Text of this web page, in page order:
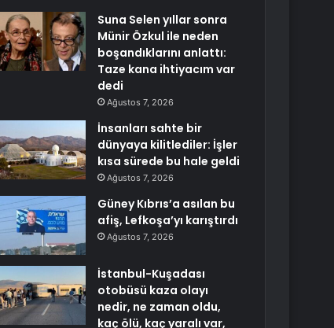
Suna Selen yıllar sonra
Münir Özkul ile neden
boşandıklarını anlattı:
Taze kana ihtiyacım var
dedi
Ağustos 7, 2026
İnsanları sahte bir
dünyaya kilitlediler: İşler
kısa sürede bu hale geldi
Ağustos 7, 2026
Güney Kıbrıs’a asılan bu
afiş, Lefkoşa’yı karıştırdı
Ağustos 7, 2026
İstanbul-Kuşadası
otobüsü kaza olayı
nedir, ne zaman oldu,
kaç ölü, kaç yaralı var,